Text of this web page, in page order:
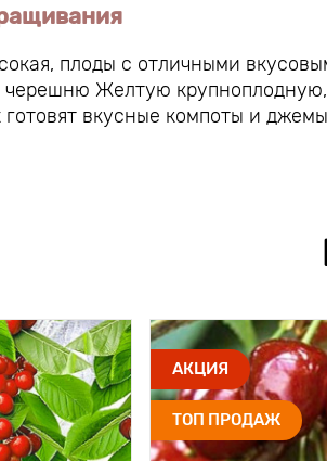
плоды с отличными
черешню Желтую
вкусные компоты и
АКЦИЯ
ТОП ПРОДАЖ